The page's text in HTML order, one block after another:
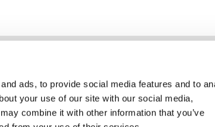
ads, to provide social media features and to
your use of our site with our social media,
combine it with other information that you’ve